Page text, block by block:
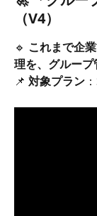
（V4）
🔹 これまで企
理を、グループ
📌 対象プラン